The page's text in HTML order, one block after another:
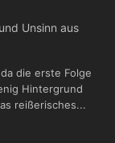
Unsinn aus
die erste Folge
Hintergrund
reißerisches...